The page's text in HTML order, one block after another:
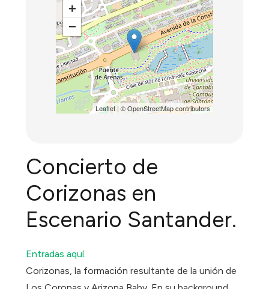
+
−
Leaflet| ©OpenStreetMapcontributors
Concierto de
Corizonas en
Escenario Santander.
Entradas aquí.
Corizonas, la formación resultante de la unión de